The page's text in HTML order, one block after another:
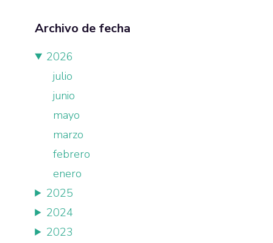
Archivo de fecha
2026
julio
junio
mayo
marzo
febrero
enero
2025
2024
2023